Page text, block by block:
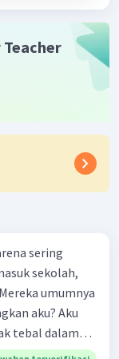
ini
keberanian
sering
sekolah,
umumnya
aku? Aku
tebal dalam
kutipan cerpen tersebut adalah .... A. ramah C. santun B. sopan D. baik